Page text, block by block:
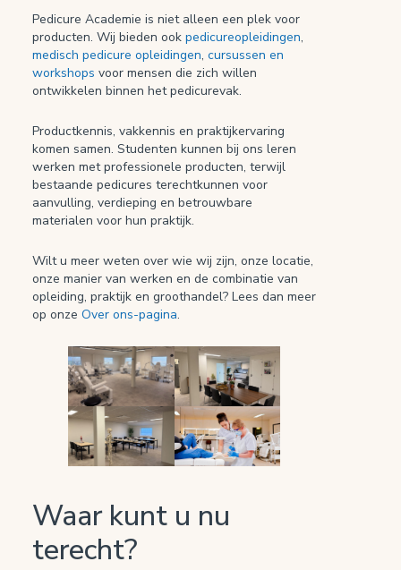
Pedicure Academie is niet alleen een plek voor
producten. Wij bieden ook pedicureopleidingen,
medisch pedicure opleidingen, cursussen en
workshops voor mensen die zich willen
ontwikkelen binnen het pedicurevak.
Productkennis, vakkennis en praktijkervaring
komen samen. Studenten kunnen bij ons leren
werken met professionele producten, terwijl
bestaande pedicures terechtkunnen voor
aanvulling, verdieping en betrouwbare
materialen voor hun praktijk.
Wilt u meer weten over wie wij zijn, onze locatie,
onze manier van werken en de combinatie van
opleiding, praktijk en groothandel? Lees dan meer
op onze Over ons-pagina.
Waar kunt u nu
terecht?